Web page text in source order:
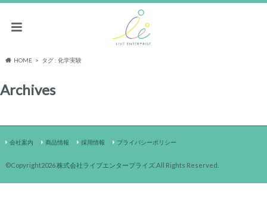
HOME タグ : 化学実験
Archives
会社案内 商品情報 採用情報 プライバシーポリシー
©Copyright2026株式会社ライブエンタープライズ.All Rights Reserved.